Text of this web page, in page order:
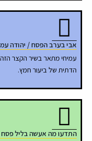
אבי בערב הפסח / יהודה עמיחי
עמיחי מתאר בשיר הקצר הזה
הדתית של ביעור חמץ.
התדעו מה אעשה בליל פסח